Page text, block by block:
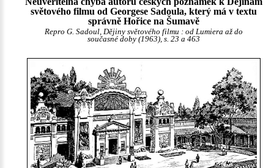
světového filmu od Georgese Sadoula, který má v textu
správně Hořice na Šumavě
Repro G. Sadoul, Dějiny světového filmu : od Lumiera až do
současné doby (1963), s. 23 a 463